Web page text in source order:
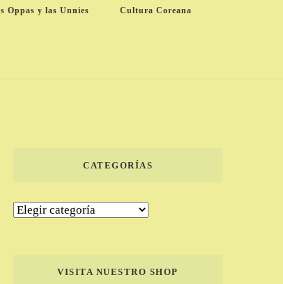
Oppas y las Unnies Cultura Coreana
CATEGORÍAS
Categorías
VISITA NUESTRO SHOP